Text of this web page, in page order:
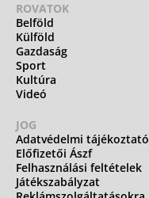
ROVATOK
Belföld
Külföld
Gazdaság
Sport
Kultúra
Videó
JOG
Adatvédelmi tájékoztató
Előfizetői Ászf
Felhasználási feltételek
Játékszabályzat